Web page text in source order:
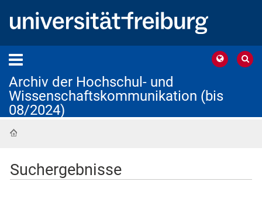
Archiv der Hochschul- und
Wissenschaftskommunikation (bis
08/2024)
Suchergebnisse